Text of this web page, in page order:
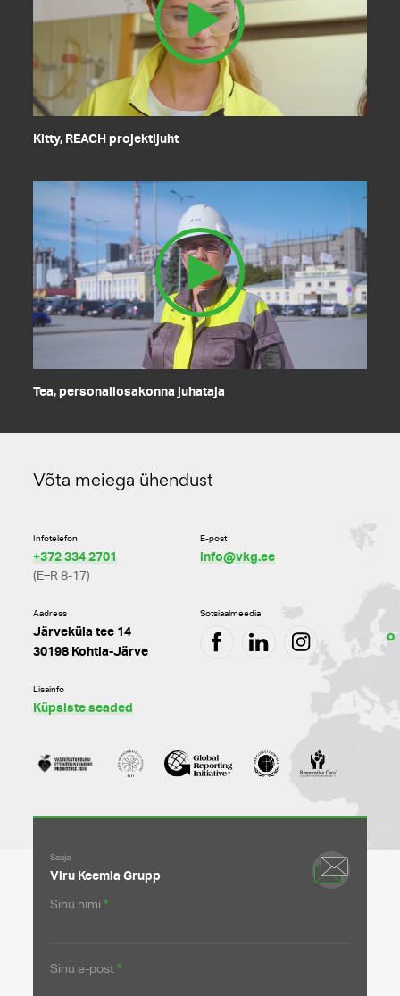
Kitty, REACH projektijuht
Tea, personaliosakonna juhataja
Võta meiega ühendust
Infotelefon
+372 334 2701
(E–R 8-17)
E-post
info@vkg.ee
Aadress
Järveküla tee 14
30198 Kohtla-Järve
Sotsiaalmeedia
HTTP://HTTP://
KEEMIA-
GRUPP
HTTP://
Lisainfo
Küpsiste seaded
Saaja
Viru Keemia Grupp
Sinu nimi
Sinu e-post